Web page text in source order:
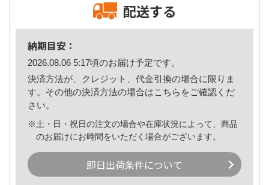
配送する
納期目安：
2026.08.06 5:17頃のお届け予定です。
決済方法が、クレジット、代金引換の場合に限りま
す。その他の決済方法の場合はこちら をご確認くだ
さい。
※土・日・祝日の注文の場合や在庫状況によって、商品
のお届けにお時間をいただく場合がございます。
即日出荷条件について